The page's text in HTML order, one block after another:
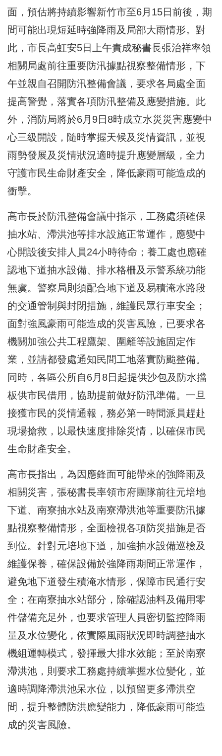
面，預估將持續影響新竹市至6月15日前後，期
間可能出現短延時強降雨及局部大雨情形。對
此，市長高虹安5日上午責成秘書長張治祥率領
相關局處前往重要防汛據點視察整備情形，下
午並親自召開防汛整備會議，要求各局處全面
提高警覺，落實各項防汛整備及應變措施。此
外，消防局將於6月9日8時成立水災災害應變中
心三級開設，隨時掌握天候及災情資訊，並視
雨勢發展及災情狀況適時提升應變層級，全力
守護市民生命財產安全，降低豪雨可能造成的
衝擊。
高市長於防汛整備會議中指示，工務處須確保
抽水站、滯洪池等排水設施正常運作，應變中
心開設後安排人員24小時待命；養工處也應確
認地下道抽水設備、排水格柵及示警系統功能
無虞。警察局則須配合地下道及易積淹水路段
的交通管制與封閉措施，維護民眾行車安全；
面對強風豪雨可能造成的災害風險，已要求各
機關加強公共工程鷹架、圍籬等設施固定作
業，並請都發處通知民間工地落實防颱整備。
同時，各區公所自6月8日起提供沙包及防水擋
板供市民借用，協助提前做好防汛準備。一旦
接獲市民的災情通報，務必第一時間派員趕赴
現場搶救，以最快速度排除災情，以確保市民
生命財產安全。
高市長指出，為因應鋒面可能帶來的強降雨及
相關災害，張秘書長率領市府團隊前往元培地
下道、南寮抽水站及南寮滯洪池等重要防汛據
點視察整備情形，全面檢視各項防災措施是否
到位。針對元培地下道，加強抽水設備巡檢及
維護保養，確保設備於強降雨期間正常運作，
避免地下道發生積淹水情形，保障市民通行安
全；在南寮抽水站部分，除確認油料及備用零
件儲備充足外，也要求管理人員密切監控降雨
量及水位變化，依實際風雨狀況即時調整抽水
機組運轉模式，發揮最大排水效能；至於南寮
滯洪池，則要求工務處持續掌握水位變化，並
適時調降滯洪池呆水位，以預留更多滯洪空
間，提升整體防洪應變能力，降低豪雨可能造
成的災害風險。